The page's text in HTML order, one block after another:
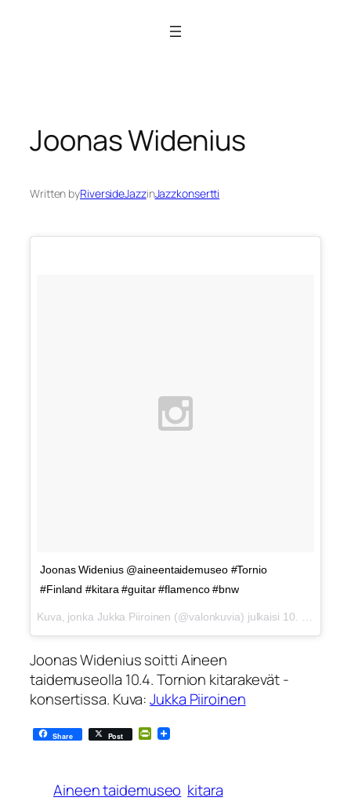
Joonas Widenius
Written byRiversideJazzinJazzkonsertti
Joonas Widenius @aineentaidemuseo #Tornio
#Finland #kitara #guitar #flamenco #bnw
Kuva, jonka Jukka Piiroinen (@valonkuvia) julkaisi 10. 04ta 2015 klo 11.02 PDT
Joonas Widenius soitti Aineen
taidemuseolla 10.4. Tornion kitarakevät -
konsertissa. Kuva:Jukka Piiroinen
Share Post PrintFriendly
Aineen taidemuseo kitara